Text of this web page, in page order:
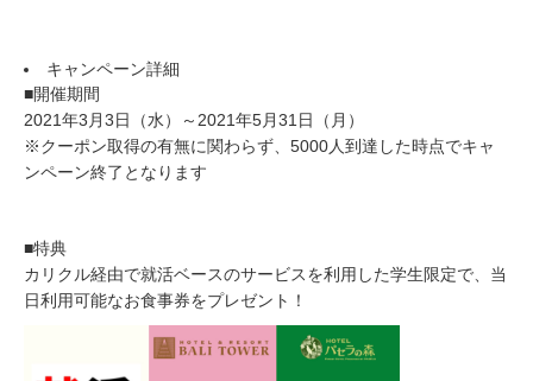
キャンペーン詳細
■開催期間
2021年3月3日（水）～2021年5月31日（月）
※クーポン取得の有無に関わらず、5000人到達した時点でキャ
ンペーン終了となります
■特典
カリクル経由で就活ベースのサービスを利用した学生限定で、当
日利用可能なお食事券をプレゼント！